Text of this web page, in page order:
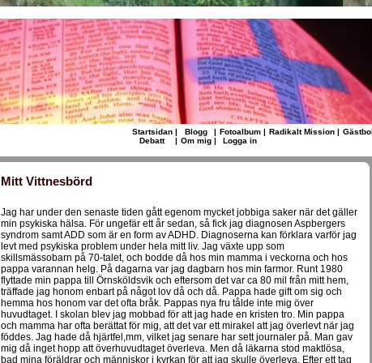
Startsidan | Blogg | Fotoalbum | Radikalt Mission |
Debatt
| Om mig | Logga in
Mitt Vittnesbörd
Jag har under den senaste tiden gått egenom mycket jobbiga saker när det gäller
min psykiska hälsa. För ungefär ett år sedan, så fick jag diagnosen Aspbergers
syndrom samt ADD som är en form av ADHD. Diagnoserna kan förklara varför jag
levt med psykiska problem under hela mitt liv. Jag växte upp som
skillsmässobarn på 70-talet, och bodde då hos min mamma i veckorna och hos
pappa varannan helg. På dagarna var jag dagbarn hos min farmor. Runt 1980
flyttade min pappa till Örnsköldsvik och eftersom det var ca 80 mil från mitt hem,
träffade jag honom enbart på något lov då och då. Pappa hade gift om sig och
hemma hos honom var det ofta bråk. Pappas nya fru tålde inte mig över
huvudtaget. I skolan blev jag mobbad för att jag hade en kristen tro. Min pappa
och mamma har ofta berättat för mig, att det var ett mirakel att jag överlevt när jag
föddes. Jag hade då hjärtfel,mm, vilket jag senare har sett journaler på. Man gav
mig då inget hopp att överhuvudtaget överleva. Men då läkarna stod maktlösa,
bad mina föräldrar och människor i kyrkan för att jag skulle överleva. Efter ett tag